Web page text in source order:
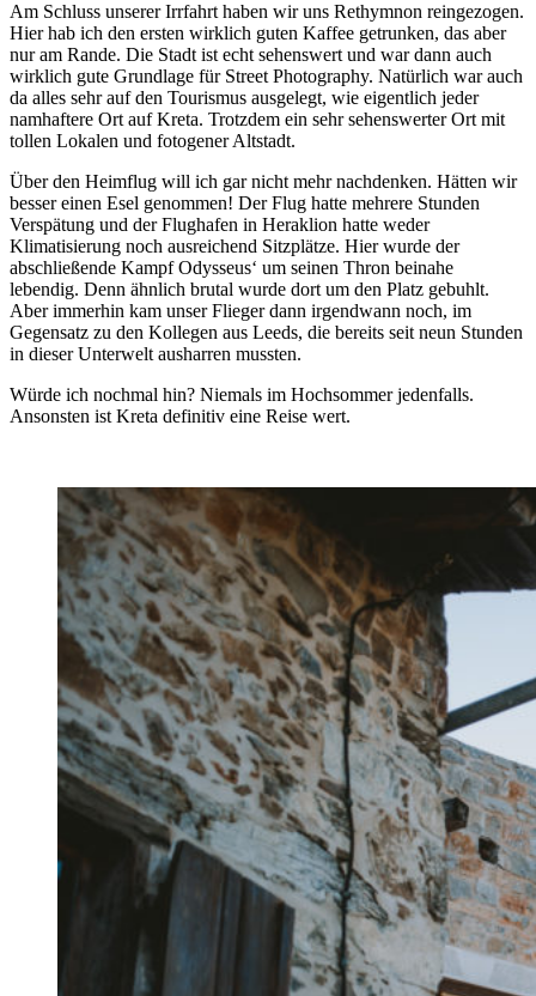
Am Schluss unserer Irrfahrt haben wir uns Rethymnon reingezogen.
Hier hab ich den ersten wirklich guten Kaffee getrunken, das aber
nur am Rande. Die Stadt ist echt sehenswert und war dann auch
wirklich gute Grundlage für Street Photography. Natürlich war auch
da alles sehr auf den Tourismus ausgelegt, wie eigentlich jeder
namhaftere Ort auf Kreta. Trotzdem ein sehr sehenswerter Ort mit
tollen Lokalen und fotogener Altstadt.
Über den Heimflug will ich gar nicht mehr nachdenken. Hätten wir
besser einen Esel genommen! Der Flug hatte mehrere Stunden
Verspätung und der Flughafen in Heraklion hatte weder
Klimatisierung noch ausreichend Sitzplätze. Hier wurde der
abschließende Kampf Odysseus‘ um seinen Thron beinahe
lebendig. Denn ähnlich brutal wurde dort um den Platz gebuhlt.
Aber immerhin kam unser Flieger dann irgendwann noch, im
Gegensatz zu den Kollegen aus Leeds, die bereits seit neun Stunden
in dieser Unterwelt ausharren mussten.
Würde ich nochmal hin? Niemals im Hochsommer jedenfalls.
Ansonsten ist Kreta definitiv eine Reise wert.